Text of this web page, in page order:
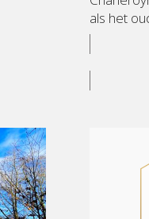
als het